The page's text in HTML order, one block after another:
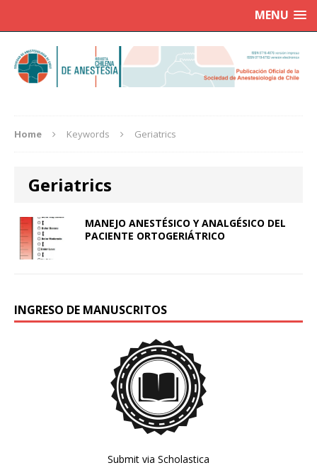
MENU
Home Keywords Geriatrics
Geriatrics
MANEJO ANESTÉSICO Y ANALGÉSICO DEL
PACIENTE ORTOGERIÁTRICO
INGRESO DE MANUSCRITOS
Submit via Scholastica